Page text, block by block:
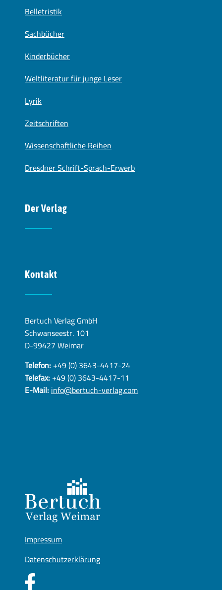
Belletristik
Sachbücher
Kinderbücher
Weltliteratur für junge Leser
Lyrik
Zeitschriften
Wissenschaftliche Reihen
Dresdner Schrift-Sprach-Erwerb
Der Verlag
Kontakt
Bertuch Verlag GmbH
Schwanseestr. 101
D-99427 Weimar
Telefon:+49 (0) 3643-4417-24
Telefax:+49 (0) 3643-4417-11
E-Mail:info@bertuch-verlag.com
Impressum
Datenschutzerklärung